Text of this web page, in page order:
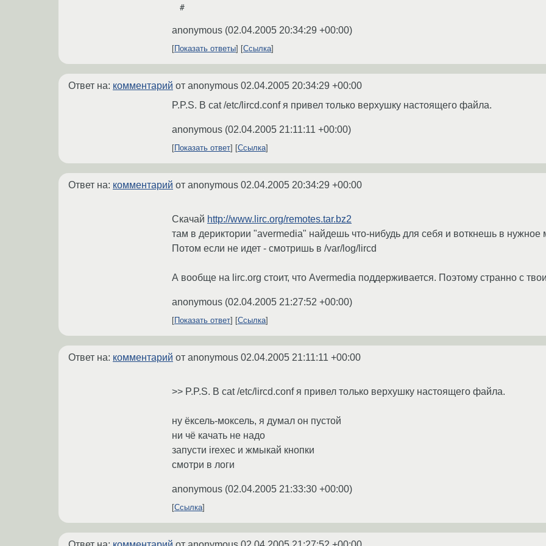
#
anonymous (02.04.2005 20:34:29 +00:00)
Показать ответы Ссылка
Ответ на: комментарий от anonymous 02.04.2005 20:34:29 +00:00
P.P.S. В cat /etc/lircd.conf я привел только верхушку настоящего файла.
anonymous (02.04.2005 21:11:11 +00:00)
Показать ответ Ссылка
Ответ на: комментарий от anonymous 02.04.2005 20:34:29 +00:00
Cкачай http://www.lirc.org/remotes.tar.bz2
там в дериктории "avermedia" найдешь что-нибудь для себя и воткнешь в нужное
Потом если не идет - смотришь в /var/log/lircd
А вообще на lirc.org cтоит, что Avermedia поддерживается. Поэтому странно с
anonymous (02.04.2005 21:27:52 +00:00)
Показать ответ Ссылка
Ответ на: комментарий от anonymous 02.04.2005 21:11:11 +00:00
>> P.P.S. В cat /etc/lircd.conf я привел только верхушку настоящего файла.
ну ёксель-моксель, я думал он пустой
ни чё качать не надо
запусти irexec и жмыкай кнопки
смотри в логи
anonymous (02.04.2005 21:33:30 +00:00)
Ссылка